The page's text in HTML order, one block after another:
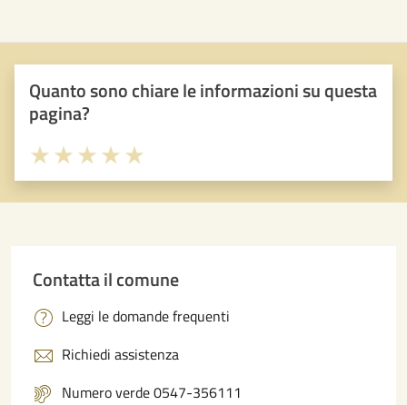
Quanto sono chiare le informazioni su questa
pagina?
Valuta 5 stelle su 5
Valuta 4 stelle su 5
Valuta 3 stelle su 5
Valuta 2 stelle su 5
Valuta 1 stelle su 5
Contatta il comune
Leggi le domande frequenti
Richiedi assistenza
Numero verde 0547-356111